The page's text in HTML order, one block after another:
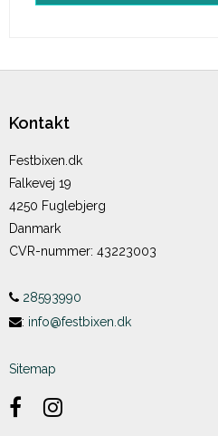
Kontakt
Festbixen.dk
Falkevej 19
4250 Fuglebjerg
Danmark
CVR-nummer: 43223003
28593990
: info@festbixen.dk
Sitemap